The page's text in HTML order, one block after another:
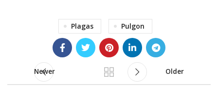
Plagas Pulgon
Newer Older